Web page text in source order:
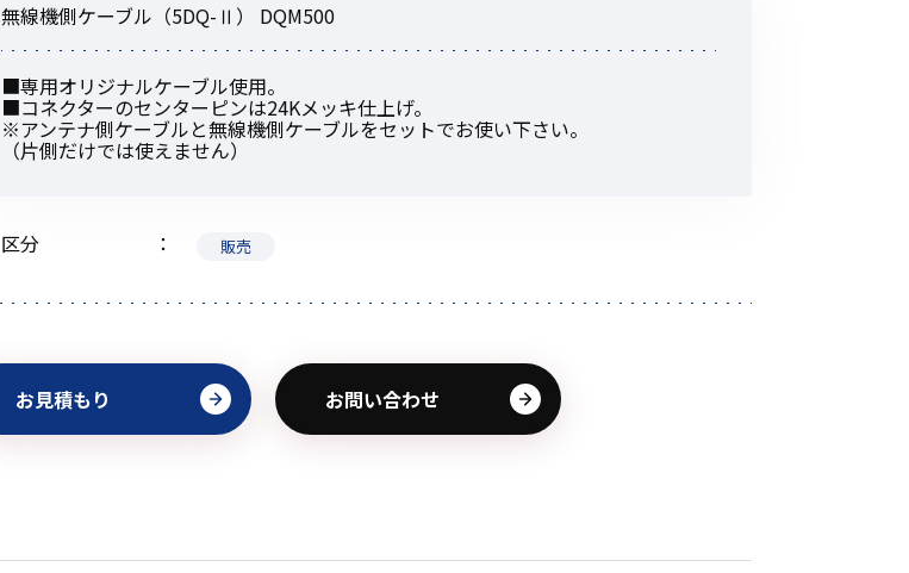
無線機収納・運搬ケース
その他アクセサリー
その他の商品
金額から探す 業界使用例から探す
無線機側ケーブル（5DQ-Ⅱ） DQM500
■専用オリジナルケーブル使用。
■コネクターのセンターピンは24Kメッキ仕上げ。
※アンテナ側ケーブルと無線機側ケーブルをセットでお使い下さい。
（片側だけでは使えません）
区分 販売
お見積もり お問い合わせ